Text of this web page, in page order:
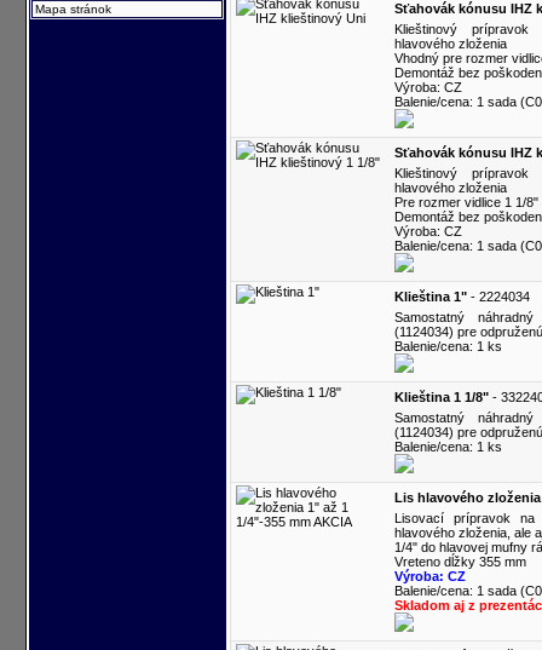
Mapa stránok
Sťahovák kónusu IHZ
Klieštinový prípravok
hlavového zloženia
Vhodný pre rozmer
Demontáž bez
Výroba: CZ
Balenie/cena: 1 sada
Sťahovák kónusu IHZ
Klieštinový prípravok
hlavového zloženia
Pre rozmer vidlice 1 1/8"
Demontáž bez
Výroba: CZ
Balenie/cena: 1 sada
Klieština 1"- 2224034
Samostatný
(1124034) pre
Balenie/cena: 1 ks
Klieština 1 1/8"-
Samostatný
(1124034) pre
Balenie/cena: 1 ks
Lis hlavového zloženia
Lisovací prípravok na
hlavového zloženia, ale
1/4" do hlavovej mufny
Vreteno dĺžky 355 mm
Výroba: CZ
Balenie/cena: 1 sada
Skladom aj z